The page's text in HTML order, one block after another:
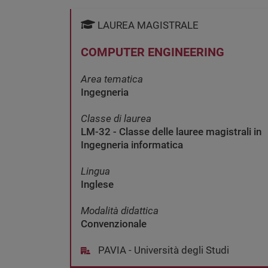
LAUREA MAGISTRALE
COMPUTER ENGINEERING
Area tematica
Ingegneria
Classe di laurea
LM-32 - Classe delle lauree magistrali in
Ingegneria informatica
Lingua
Inglese
Modalità didattica
Convenzionale
PAVIA - Università degli Studi